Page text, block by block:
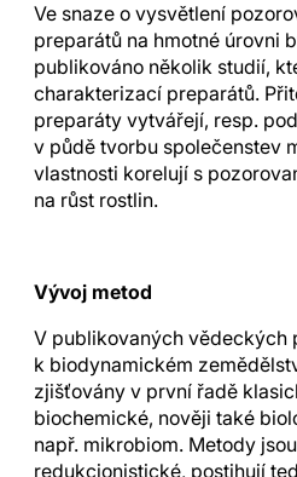
Ve snaze o vysvětlení
preparátů na hmotné úrovni
publikováno několik studií,
charakterizací preparátů.
preparáty vytvářejí, resp.
v půdě tvorbu společenstev
vlastnosti korelují s
na růst rostlin.
Vývoj metod
V publikovaných vědeckých
k biodynamickém
zjišťovány v první řadě
biochemické, nověji také
např. mikrobiom. Metody
redukcionistické, postihují